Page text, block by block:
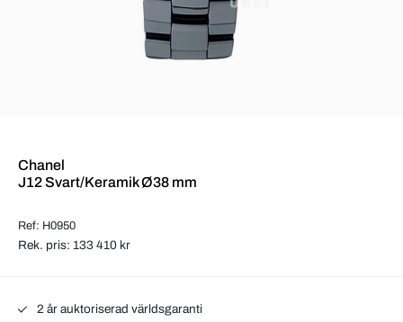
Chanel
J12 Svart/Keramik Ø38 mm
Ref: H0950
Rek. pris: 133 410 kr
2 år auktoriserad världsgaranti